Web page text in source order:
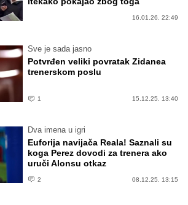
16.01.26. 22:49
Sve je sada jasno
Potvrđen veliki povratak Zidanea
trenerskom poslu
1 15.12.25. 13:40
Dva imena u igri
Euforija navijača Reala! Saznali su
koga Perez dovodi za trenera ako
uruči Alonsu otkaz
2 08.12.25. 13:15